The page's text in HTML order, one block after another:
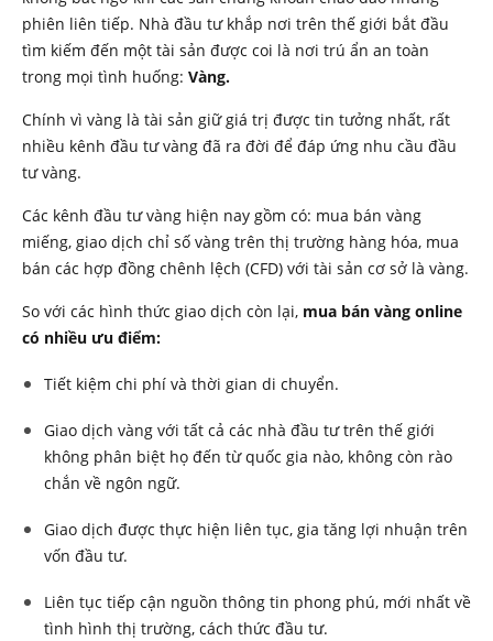
phiên liên tiếp. Nhà đầu tư khắp nơi trên thế giới bắt đầu
tìm kiếm đến một tài sản được coi là nơi trú ẩn an toàn
trong mọi tình huống: Vàng.
Chính vì vàng là tài sản giữ giá trị được tin tưởng nhất, rất
nhiều kênh đầu tư vàng đã ra đời để đáp ứng nhu cầu đầu
tư vàng.
Các kênh đầu tư vàng hiện nay gồm có: mua bán vàng
miếng, giao dịch chỉ số vàng trên thị trường hàng hóa, mua
bán các hợp đồng chênh lệch (CFD) với tài sản cơ sở là vàng.
So với các hình thức giao dịch còn lại, mua bán vàng online
có nhiều ưu điểm:
Tiết kiệm chi phí và thời gian di chuyển.
Giao dịch vàng với tất cả các nhà đầu tư trên thế giới
không phân biệt họ đến từ quốc gia nào, không còn rào
chắn về ngôn ngữ.
Giao dịch được thực hiện liên tục, gia tăng lợi nhuận trên
vốn đầu tư.
Liên tục tiếp cận nguồn thông tin phong phú, mới nhất về
tình hình thị trường, cách thức đầu tư.